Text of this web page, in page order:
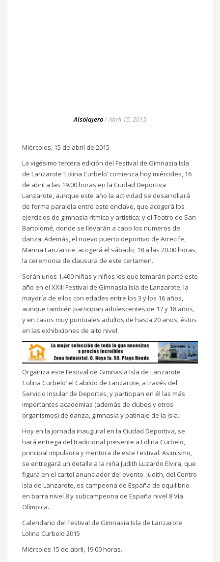
Alsolajero/Abril 15, 2015
Miércoles, 15 de abril de 2015
La vigésimo tercera edición del Festival de Gimnasia Isla
de Lanzarote ‘Lolina Curbelo’ comienza hoy miércoles, 16
de abril a las 19.00 horas en la Ciudad Deportiva
Lanzarote, aunque este año la actividad se desarrollará
de forma paralela entre este enclave, que acogerá los
ejercicios de gimnasia rítmica y artística; y el Teatro de San
Bartolomé, donde se llevarán a cabo los números de
danza. Además, el nuevo puerto deportivo de Arrecife,
Marina Lanzarote, acogerá el sábado, 18 a las 20.00 horas,
la ceremonia de clausura de este certamen.
Serán unos 1.400 niñas y niños los que tomarán parte este
año en el XXIII Festival de Gimnasia Isla de Lanzarote, la
mayoría de ellos con edades entre los 3 y los 16 años,
aunque también participan adolescentes de 17 y 18 años,
y en casos muy puntuales adultos de hasta 20 años, éstos
en las exhibiciones de alto nivel.
Organiza este Festival de Gimnasia Isla de Lanzarote
‘Lolina Curbelo’ el Cabildo de Lanzarote, a través del
Servicio Insular de Deportes, y participan en él las más
importantes academias (además de clubes y otros
organismos) de danza, gimnasia y patinaje de la isla.
Hoy en la jornada inaugural en la Ciudad Deportiva, se
hará entrega del tradicional presente a Lolina Curbelo,
principal impulsora y mentora de este Festival. Asimismo,
se entregará un detalle a la niña Judith Luzardo Elvira, que
figura en el cartel anunciador del evento. Judith, del Centro
Isla de Lanzarote, es campeona de España de equilibrio
en barra nivel 8 y subcampeona de España nivel 8 Vía
Olímpica.
Calendario del Festival de Gimnasia Isla de Lanzarote
Lolina Curbelo 2015
Miércoles 15 de abril, 19.00 horas.